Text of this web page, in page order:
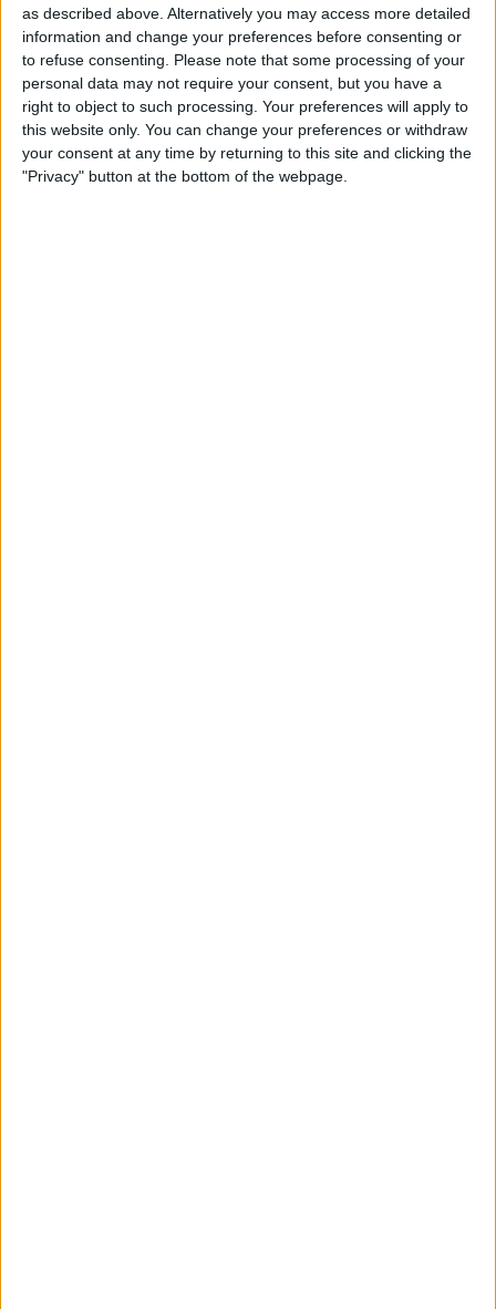
as described above. Alternatively you may access more detailed
information and change your preferences before consenting or
to refuse consenting.
Please note that some processing of your
personal data may not require your consent, but you have a
right to object to such processing. Your preferences will apply to
this website only. You can change your preferences or withdraw
your consent at any time by returning to this site and clicking the
"Privacy" button at the bottom of the webpage.
Leia também
Resultados 21a etapa da Volta a
Itália 2026 - Jonathan Milan salva
o seu Giro; Afonso Eulálio e
Vingegaard coroados em Roma